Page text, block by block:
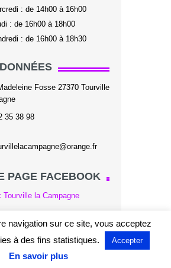
: de 14h00 à 16h00
: de 16h00 à 18h00
: de 16h00 à 18h30
Fosse 27370 Tourville
35 38 98
PAGE FACEBOOK
Tourville la Campagne
navigation sur ce site, vous acceptez
à des fins statistiques.
Accepter
En savoir plus